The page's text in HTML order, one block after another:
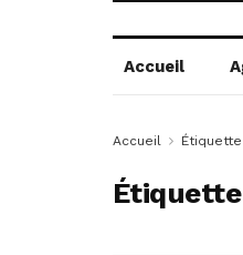
Accueil
Accueil Étiquette